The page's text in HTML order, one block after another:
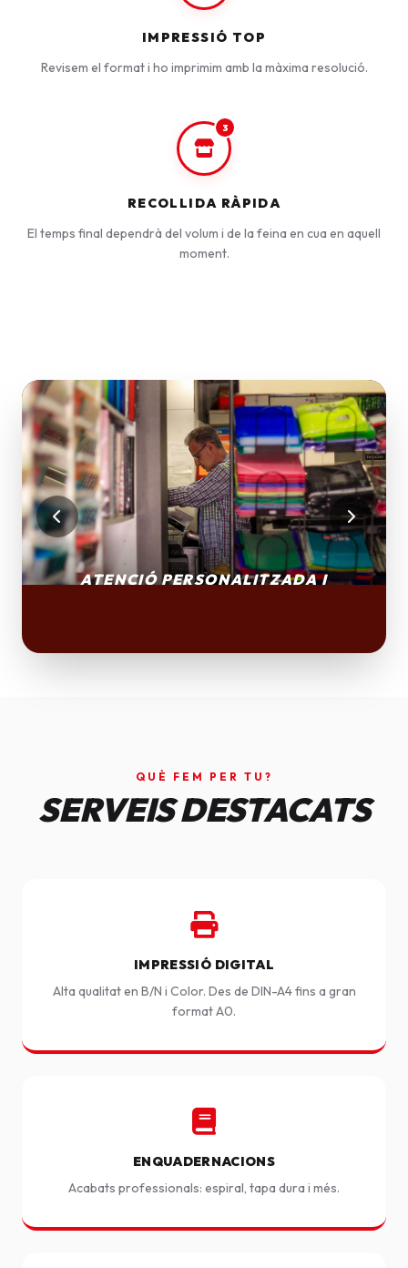
IMPRESSIÓ TOP
Revisem el format i ho imprimim amb la màxima resolució.
3
RECOLLIDA RÀPIDA
El temps final dependrà del volum i de la feina en cua en aquell
moment.
QUÈ FEM PER TU?
SERVEIS DESTACATS
IMPRESSIÓ DIGITAL
Alta qualitat en B/N i Color. Des de DIN-A4 fins a gran
format A0.
ENQUADERNACIONS
Acabats professionals: espiral, tapa dura i més.